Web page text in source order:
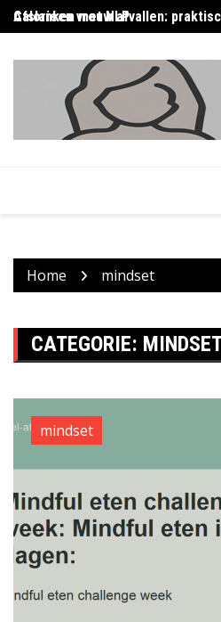
Skip
to
Afslanken met NLP
Calorieen vrouw afvallen:
Home mindset
CATEGORIE:
mindset